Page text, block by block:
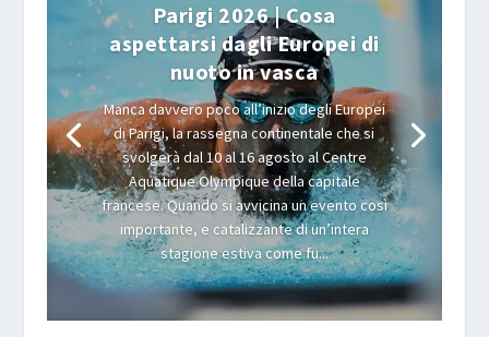
Parigi 2026 | Cosa
aspettarsi dagli Europei di
nuoto in vasca
Manca davvero poco all’inizio degli Europei
di Parigi, la rassegna continentale che si
svolgerà dal 10 al 16 agosto al Centre
Aquatique Olympique della capitale
francese. Quando si avvicina un evento così
importante, e catalizzante di un’intera
stagione estiva come fu...